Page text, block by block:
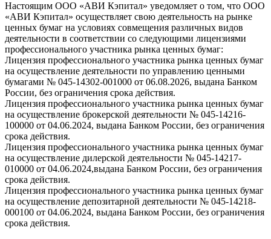
Настоящим ООО «АВИ Кэпитал» уведомляет о том, что ООО
«АВИ Кэпитал» осуществляет свою деятельность на рынке
ценных бумаг на условиях совмещения различных видов
деятельности в соответствии со следующими лицензиями
профессионального участника рынка ценных бумаг:
Лицензия профессионального участника рынка ценных бумаг
на осуществление деятельности по управлению ценными
бумагами № 045-14302-001000 от 06.08.2026, выдана Банком
России, без ограничения срока действия.
Лицензия профессионального участника рынка ценных бумаг
на осуществление брокерской деятельности № 045-14216-
100000 от 04.06.2024, выдана Банком России, без ограничения
срока действия.
Лицензия профессионального участника рынка ценных бумаг
на осуществление дилерской деятельности № 045-14217-
010000 от 04.06.2024,выдана Банком России, без ограничения
срока действия.
Лицензия профессионального участника рынка ценных бумаг
на осуществление депозитарной деятельности № 045-14218-
000100 от 04.06.2024, выдана Банком России, без ограничения
срока действия.